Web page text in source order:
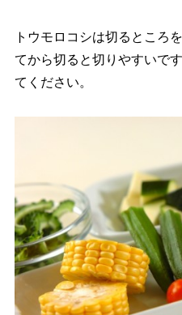
トウモロコシは切るところ
てから切ると切りやすいで
てください。